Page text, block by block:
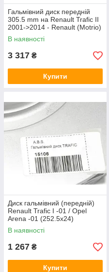
Гальмівний диск передній
305.5 mm на Renault Trafic II
2001->2014 - Renault (Motrio)
- 8671017102
В наявності
3 317 ₴
Купити
Диск гальмівний (передній)
Renault Trafic I -01 / Opel
Arena -01 (252.5x24)
В наявності
1 267 ₴
Купити